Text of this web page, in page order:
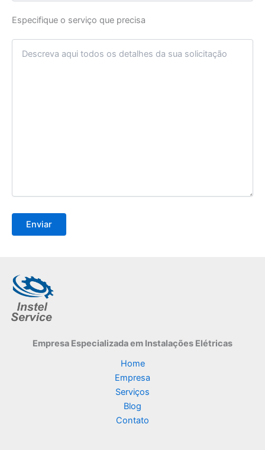
Especifique o serviço que precisa
Empresa Especializadaem Instalações Elétricas
Home
Empresa
Serviços
Blog
Contato